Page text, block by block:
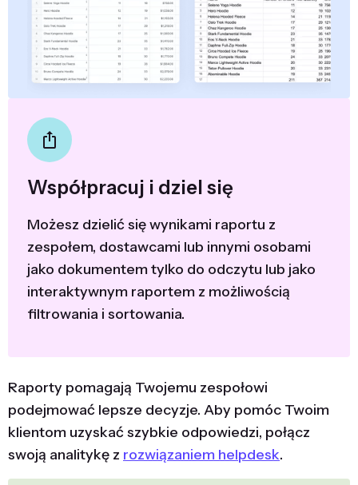
Współpracuj i dziel się
Możesz dzielić się wynikami raportu z
zespołem, dostawcami lub innymi osobami
jako dokumentem tylko do odczytu lub jako
interaktywnym raportem z możliwością
filtrowania i sortowania.
Raporty pomagają Twojemu zespołowi
podejmować lepsze decyzje. Aby pomóc Twoim
klientom uzyskać szybkie odpowiedzi, połącz
swoją analitykę z rozwiązaniem helpdesk.